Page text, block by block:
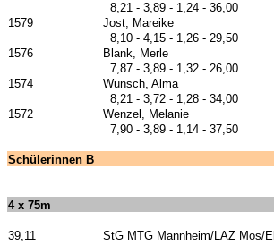
8,21 - 3,89 - 1,24 - 36,00
1579
Jost, Mareike
8,10 - 4,15 - 1,26 - 29,50
1576
Blank, Merle
7,87 - 3,89 - 1,32 - 26,00
1574
Wunsch, Alma
8,21 - 3,72 - 1,28 - 34,00
1572
Wenzel, Melanie
7,90 - 3,89 - 1,14 - 37,50
Schülerinnen B
4 x 75m
39,11
StG MTG Mannheim/LAZ Mos/El